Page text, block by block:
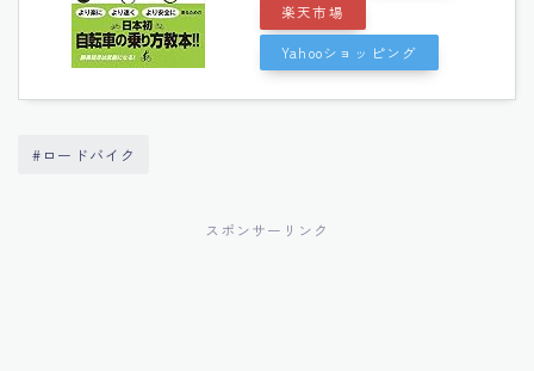
楽天市場
Yahooショッピング
#ロードバイク
スポンサーリンク